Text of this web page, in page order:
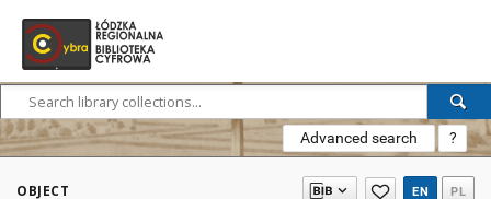
Advanced search ?
OBJECT EN PL